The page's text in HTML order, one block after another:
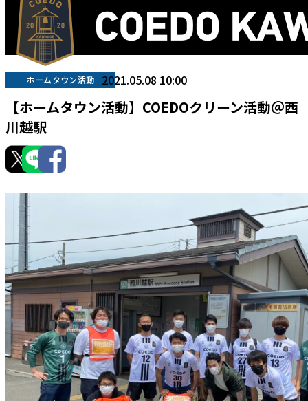
ホームタウン活動 2021.05.08 10:00
【ホームタウン活動】COEDOクリーン活動＠西
川越駅